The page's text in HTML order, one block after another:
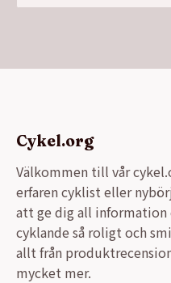
Cykel.org
Välkommen till vår
erfaren cyklist eller
att ge dig all
cyklande så roligt och
allt från
mycket mer.